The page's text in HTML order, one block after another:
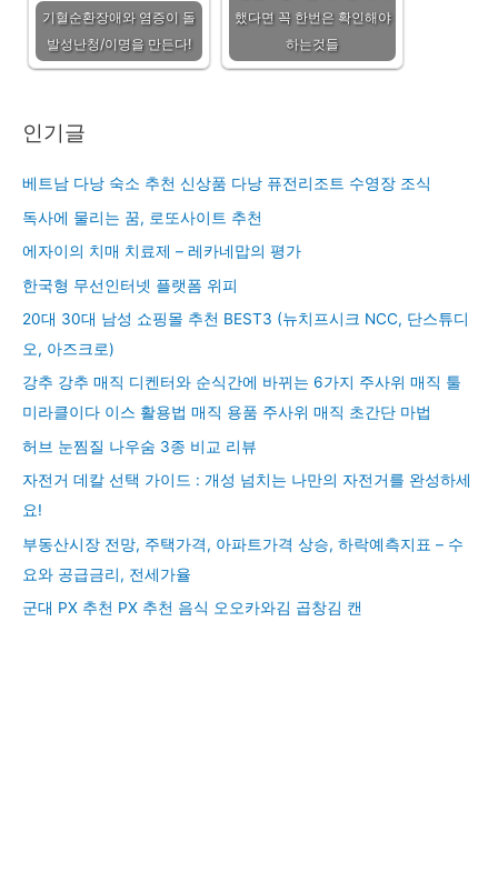
기혈순환장애와 염증이 돌
발성난청/이명을 만든다!
했다면 꼭 한번은 확인해야
하는것들
인기글
베트남 다낭 숙소 추천 신상품 다낭 퓨전리조트 수영장 조식
독사에 물리는 꿈, 로또사이트 추천
에자이의 치매 치료제 – 레카네맙의 평가
한국형 무선인터넷 플랫폼 위피
20대 30대 남성 쇼핑몰 추천 BEST3 (뉴치프시크 NCC, 단스튜디
오, 아즈크로)
강추 강추 매직 디켄터와 순식간에 바뀌는 6가지 주사위 매직 툴
미라클이다 이스 활용법 매직 용품 주사위 매직 초간단 마법
허브 눈찜질 나우숨 3종 비교 리뷰
자전거 데칼 선택 가이드 : 개성 넘치는 나만의 자전거를 완성하세
요!
부동산시장 전망, 주택가격, 아파트가격 상승, 하락예측지표 – 수
요와 공급금리, 전세가율
군대 PX 추천 PX 추천 음식 오오카와김 곱창김 캔